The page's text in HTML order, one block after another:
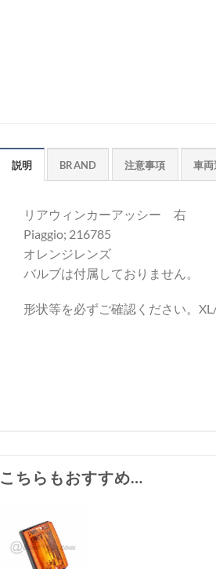
説明 BRAND 注意事項 車
リアウィンカーアッシー 右
Piaggio; 216785
オレンジレンズ
バルブは付属しておりません。
形状等を必ずご確認ください。
こちらもおすすめ…
お